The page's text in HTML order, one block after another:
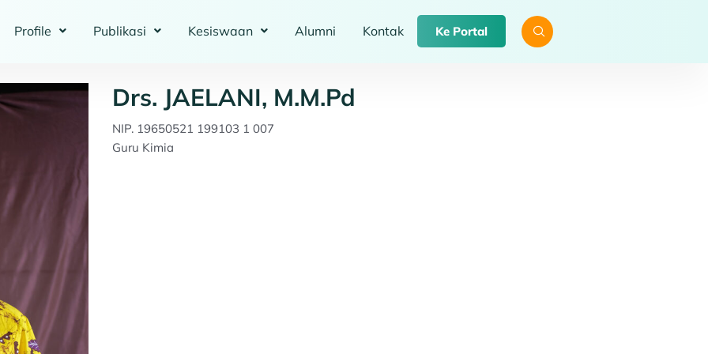
Profile Publikasi Kesiswaan Alumni Kontak Ke Portal
Drs. JAELANI, M.M.Pd
NIP. 19650521 199103 1 007
Guru Kimia